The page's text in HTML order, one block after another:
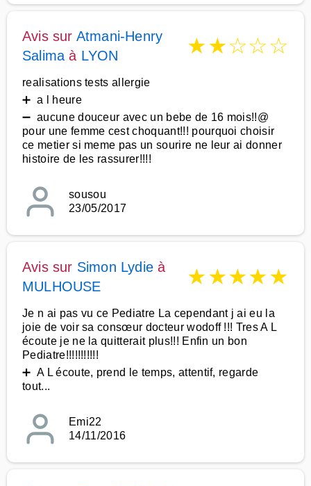
Avis sur Atmani-Henry
Salima à LYON ★★☆☆☆
realisations tests allergie
➕ a l heure
➖ aucune douceur avec un bebe de 16 mois!!@
pour une femme cest choquant!!! pourquoi choisir
ce metier si meme pas un sourire ne leur ai donner
histoire de les rassurer!!!!
sousou
23/05/2017
Avis sur Simon Lydie à
MULHOUSE
★★★★★
Je n ai pas vu ce Pediatre La cependant j ai eu la
joie de voir sa consœur docteur wodoff !!! Tres A L
écoute je ne la quitterait plus!!! Enfin un bon
Pediatre!!!!!!!!!!!
➕ A L écoute, prend le temps, attentif, regarde
tout...
Emi22
14/11/2016